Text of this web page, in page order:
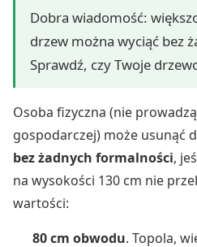
Dobra wiadomość:
drzew można wyciąć bez
Sprawdź, czy Twoje
Osoba fizyczna (nie
gospodarczej) może usunąć
bez żadnych formalności,
na wysokości 130 cm nie
wartości:
80 cm obwodu. Topola,